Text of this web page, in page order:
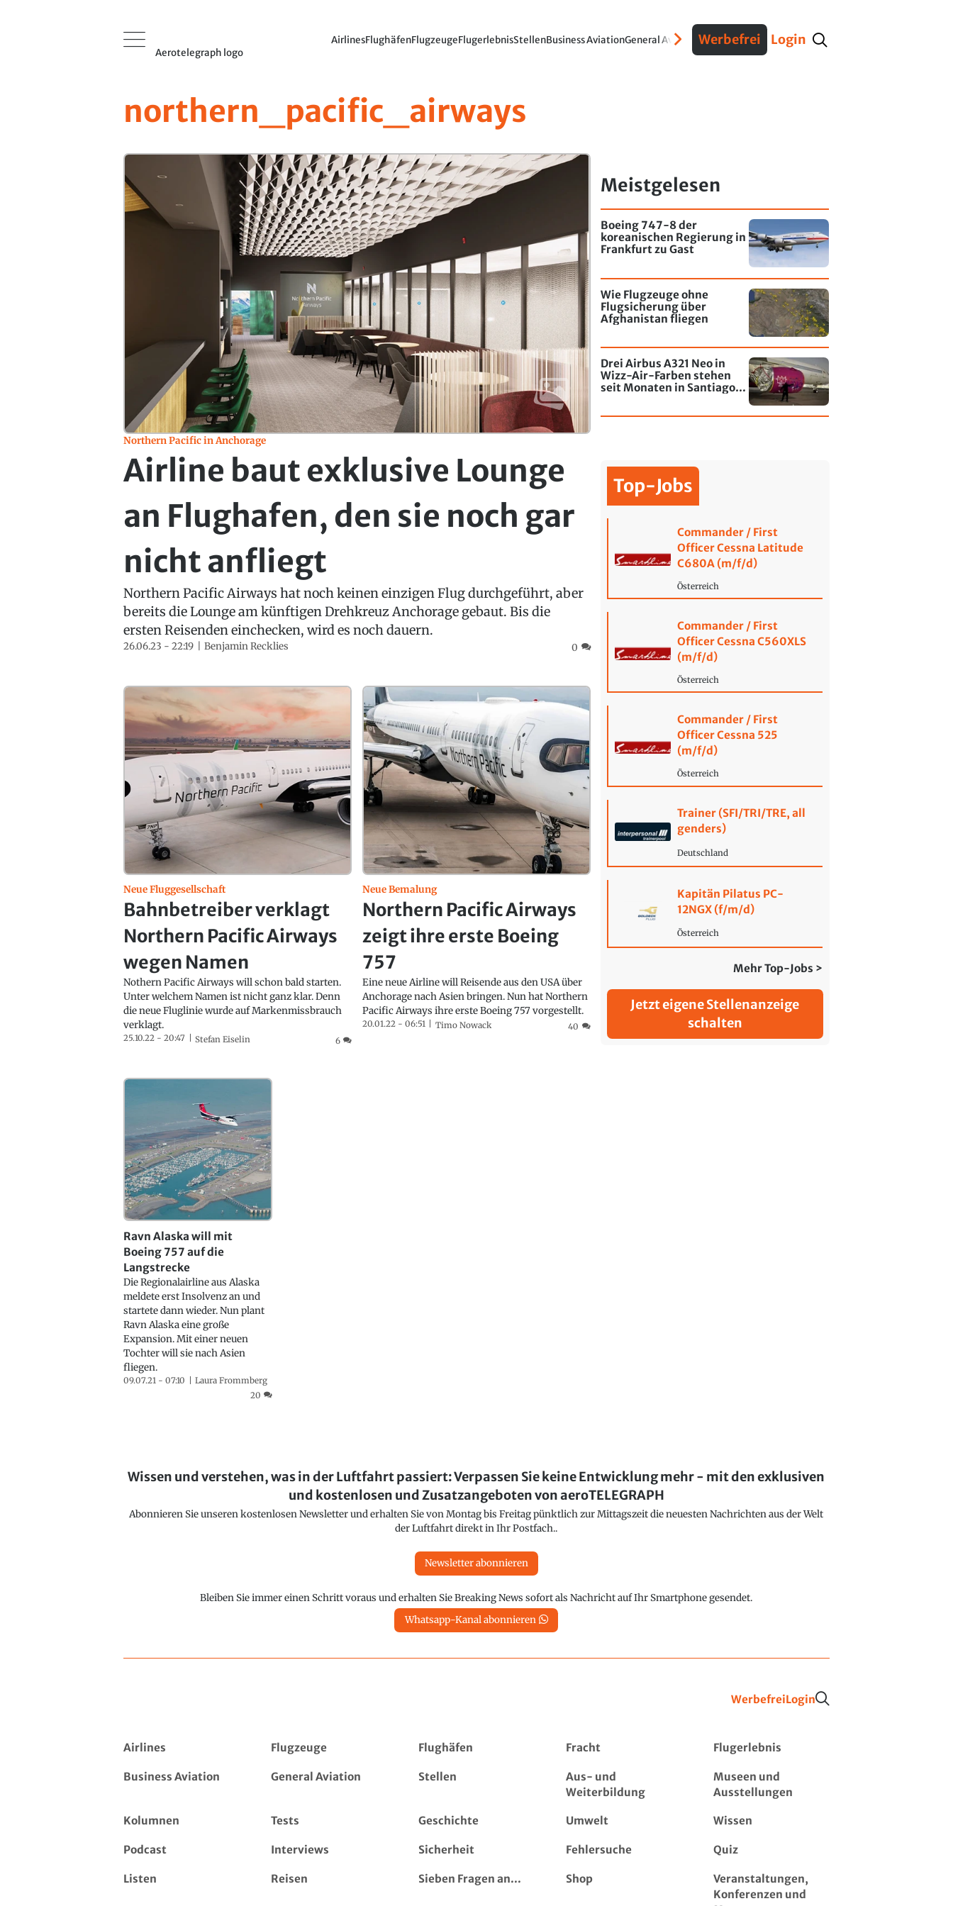
Aerotelegraph logo
AirlinesFlughäfenFlugzeugeFlugerlebnisStellenBusiness AviationGeneral AviationVerteidigungInterviews Fracht
Werbefrei Login
northern_pacific_airways
Northern Pacific in Anchorage
Airline baut exklusive Lounge
an Flughafen, den sie noch gar
nicht anfliegt
Northern Pacific Airways hat noch keinen einzigen Flug durchgeführt, aber
bereits die Lounge am künftigen Drehkreuz Anchorage gebaut. Bis die
ersten Reisenden einchecken, wird es noch dauern.
26.06.23 - 22:19 Benjamin Recklies 0
Neue Fluggesellschaft
Bahnbetreiber verklagt
Northern Pacific Airways
wegen Namen
Nothern Pacific Airways will schon bald starten.
Unter welchem Namen ist nicht ganz klar. Denn
die neue Fluglinie wurde auf Markenmissbrauch
verklagt.
25.10.22 - 20:47 Stefan Eiselin 6
Neue Bemalung
Northern Pacific Airways
zeigt ihre erste Boeing
757
Eine neue Airline will Reisende aus den USA über
Anchorage nach Asien bringen. Nun hat Northern
Pacific Airways ihre erste Boeing 757 vorgestellt.
20.01.22 - 06:51 Timo Nowack 40
Ravn Alaska will mit
Boeing 757 auf die
Langstrecke
Die Regionalairline aus Alaska
meldete erst Insolvenz an und
startete dann wieder. Nun plant
Ravn Alaska eine große
Expansion. Mit einer neuen
Tochter will sie nach Asien
fliegen.
09.07.21 - 07:10
Laura Frommberg
20
Meistgelesen
Boeing 747-8 der
koreanischen Regierung in
Frankfurt zu Gast
Wie Flugzeuge ohne
Flugsicherung über
Afghanistan fliegen
Drei Airbus A321 Neo in
Wizz-Air-Farben stehen
seit Monaten in Santiago
Top-Jobs
Commander / First
Officer Cessna Latitude
C680A (m/f/d)
Österreich
Commander / First
Officer Cessna C560XLS
(m/f/d)
Österreich
Commander / First
Officer Cessna 525
(m/f/d)
Österreich
Trainer (SFI/TRI/TRE, all
genders)
Deutschland
Kapitän Pilatus PC-
12NGX (f/m/d)
Österreich
Mehr Top-Jobs >
Jetzt eigene Stellenanzeige
schalten
Wissen und verstehen, was in der Luftfahrt passiert: Verpassen Sie keine Entwicklung mehr - mit den exklusiven
und kostenlosen und Zusatzangeboten von aeroTELEGRAPH
Abonnieren Sie unseren kostenlosen Newsletter und erhalten Sie von Montag bis Freitag pünktlich zur Mittagszeit die neuesten Nachrichten aus der Welt
der Luftfahrt direkt in Ihr Postfach..
Newsletter abonnieren
Bleiben Sie immer einen Schritt voraus und erhalten Sie Breaking News sofort als Nachricht auf Ihr Smartphone gesendet.
Whatsapp-Kanal abonnieren
WerbefreiLogin
Airlines Flugzeuge Flughäfen Fracht Flugerlebnis
Business Aviation General Aviation Stellen
Aus- und
Weiterbildung
Museen und
Ausstellungen
Kolumnen Tests Geschichte Umwelt Wissen
Podcast Interviews Sicherheit Fehlersuche Quiz
Listen Reisen Sieben Fragen an... Shop
Veranstaltungen,
Konferenzen und